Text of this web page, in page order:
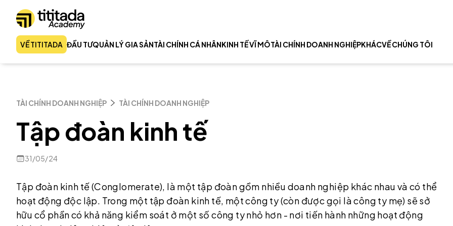
VỀ TITITADA ĐẦU TƯQUẢN LÝ GIA SẢNTÀI CHÍNH CÁ NHÂNKINH TẾ VĨ MÔTÀI CHÍNH DOANH NGHIỆPKHÁCVỀ CHÚNG TÔI
TÀI CHÍNH DOANH NGHIỆP TÀI CHÍNH DOANH NGHIỆP
Tập đoàn kinh tế
31/05/24
Tập đoàn kinh tế (Conglomerate), là một tập đoàn gồm nhiều doanh nghiệp khác nhau và có thể
hoạt động độc lập. Trong một tập đoàn kinh tế, một công ty (còn được gọi là công ty mẹ) sẽ sở
hữu cổ phần có khả năng kiểm soát ở một số công ty nhỏ hơn - nơi tiến hành những hoạt động